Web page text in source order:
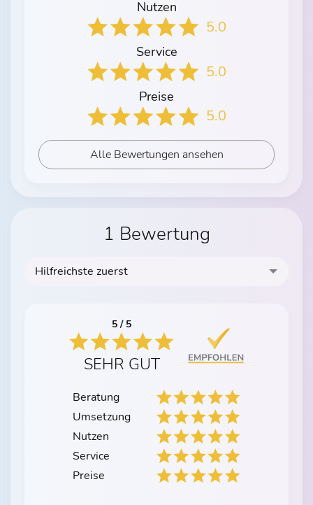
Nutzen
5.0
Service
5.0
Preise
5.0
Alle Bewertungen ansehen
1 Bewertung
Hilfreichste zuerst
5 / 5
SEHR GUT
Beratung
Umsetzung
Nutzen
Service
Preise